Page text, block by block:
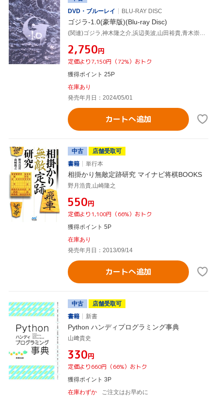
DVD・ブルーレイ
BLU-RAY DISC
ゴジラ-1.0(豪華版)(Blu-ray Disc)
(関連)ゴジラ,神木隆之介,浜辺美波,山田裕貴,青木崇高,吉岡秀隆,安藤サクラ,山崎貴,佐藤直紀
¥2,750円
定価より7,150円（72%）おトク
獲得ポイント 25P
在庫あり
発売年月日：2024/05/01
カートへ追加
中古
店舗受取可
書籍
単行本
相掛かり無敵定跡研究 マイナビ将棋BOOKS
野月浩貴,山崎隆之
¥550円
定価より1,100円（66%）おトク
獲得ポイント 5P
在庫あり
発売年月日：2013/09/14
カートへ追加
中古
店舗受取可
書籍
新書
Python ハンディプログラミング事典
山﨑貴史
¥330円
定価より660円（66%）おトク
獲得ポイント 3P
在庫わずか
ご注文はお早めに